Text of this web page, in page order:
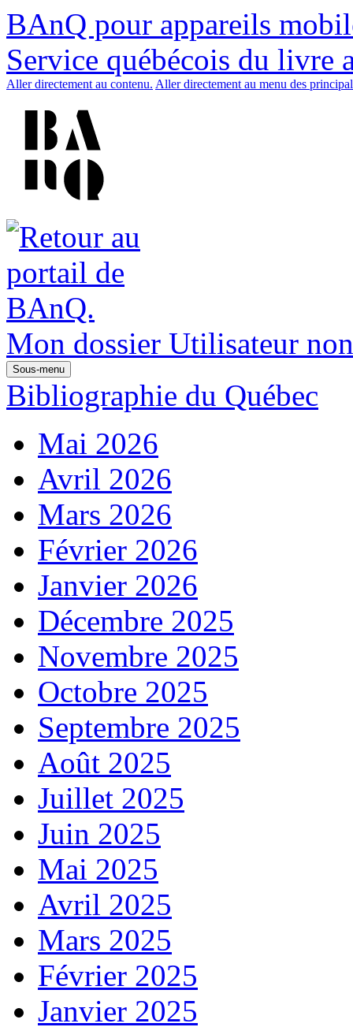
BAnQ pour appareils
Service québécois du livre
Aller directement au contenu. Aller directement au menu des
Mon dossier Utilisateur
Sous-menu
Bibliographie du Québec
Mai 2026
Avril 2026
Mars 2026
Février 2026
Janvier 2026
Décembre 2025
Novembre 2025
Octobre 2025
Septembre 2025
Août 2025
Juillet 2025
Juin 2025
Mai 2025
Avril 2025
Mars 2025
Février 2025
Janvier 2025